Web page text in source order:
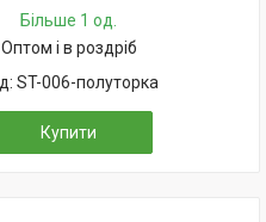
Більше 1 од.
Оптом і в роздріб
ST-006-полуторка
Купити